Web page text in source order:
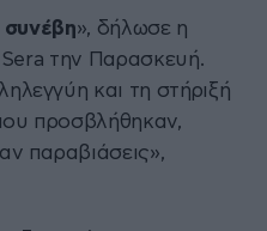
συνέβη», δήλωσε η
την Παρασκευή.
και τη στήριξή
προσβλήθηκαν,
παραβιάσεις»,